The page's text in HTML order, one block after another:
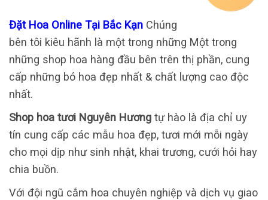
Đặt Hoa Online Tại Bắc Kạn Chúng
bên tôi kiêu hãnh là một trong những Một trong
những shop hoa hàng đầu bên trên thị phần, cung
cấp những bó hoa đẹp nhất & chất lượng cao độc
nhất.
Shop hoa tươi Nguyên Hương tự hào là địa chỉ uy
tín cung cấp các mẫu hoa đẹp, tươi mới mỗi ngày
cho mọi dịp như sinh nhật, khai trương, cưới hỏi hay
chia buồn.
Với đội ngũ cắm hoa chuyên nghiệp và dịch vụ giao